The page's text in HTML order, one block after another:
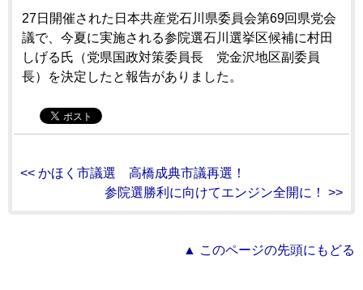
27日開催された日本共産党石川県委員会第69回県党会
議で、今夏に実施される参院選石川選挙区候補に村田
しげる氏（党県国政対策委員長 党金沢地区副委員
長）を決定したと報告がありました。
<< かほく市議選 高橋成典市議再選！
参院選勝利に向けてエンジン全開に！ >>
▲ このページの先頭にもどる